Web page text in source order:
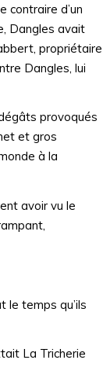
contraire d’un
Dangles avait
propriétaire
Dangles, lui
provoqués
et gros
à la
avoir vu le
le temps qu’ils
La Tricherie